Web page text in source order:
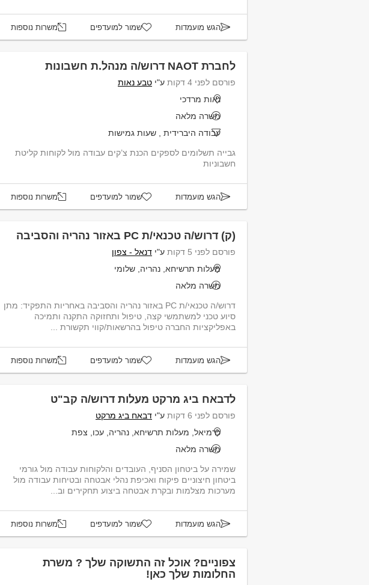
הגש מועמדות שמור למועדפים משרות נוספות
לחברת NAOT דרוש/ה מנהל.ת חשבונות
פורסם לפני 4 דקות ע"י טבע נאות
נאות מרדכי
משרה מלאה
עבודה היברידית , שעות גמישות
גבייה תשלומים לספקים הכנת צ’קים עבודה מול לקוחות קליטת
חשבוניות
הגש מועמדות שמור למועדפים משרות נוספות
(ק) דרוש/ה טכנאי/ת PC באזור נהריה והסביבה
פורסם לפני 5 דקות ע"י דנאל - צפון
מעלות תרשיחא, נהריה, שלומי
משרה מלאה
דרוש/ה טכנאי/ת PC באזור נהריה והסביבה באחריות התפקיד: מתן
סיוע טכני למשתמשי קצה, טיפול ותחזוקה התקנה ותמיכה
באפליקציות החברה טיפול בהרשאות/קווי תקשורת ...
הגש מועמדות שמור למועדפים משרות נוספות
לדבאח ביג מרקט מעלות דרוש/ה קב"ט
פורסם לפני 6 דקות ע"י דבאח ביג מרקט
כרמיאל, מעלות תרשיחא, נהריה, עכו, צפת
משרה מלאה
שמירה על ביטחון הסניף, העובדים והלקוחות עבודה מול גורמי
ביטחון חיצוניים פיקוח ואכיפת נהלי אבטחה ובטיחות עבודה מול
מערכות מצלמות ובקרת אבטחה ביצוע תחקירים וב...
הגש מועמדות שמור למועדפים משרות נוספות
צפוניים? אוכל זה התשוקה שלך ? משרת
החלומות שלך כאן!